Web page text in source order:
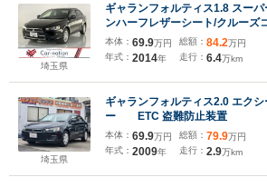
埼玉県
ギャランフォルティス1.8 スー
ンハーフレザーシート/クルーズ
ライト/革巻きステアリング/オー
クラリオンナビ(CD・DVD・フル
Bluetooth)/ETC/バックカメラ
本体： 69.9万円
年式： 2014年
総額： 84.2万円
走行： 6.4万km
埼玉県
ギャランフォルティス2.0 エク
ー ETC 盗難防止装置
本体： 69.9万円
年式： 2009年
総額： 79.9万円
走行： 2.9万km